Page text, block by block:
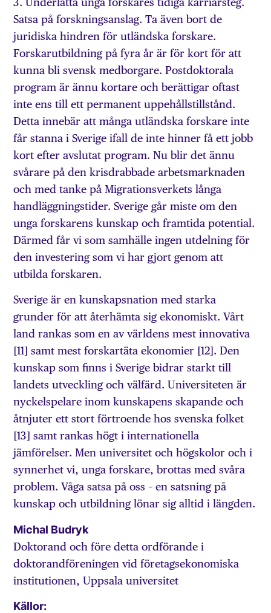
Satsa på forskningsanslag. Ta även bort de
juridiska hindren för utländska forskare.
Forskarutbildning på fyra år är för kort för att
kunna bli svensk medborgare. Postdoktorala
program är ännu kortare och berättigar oftast
inte ens till ett permanent uppehållstillstånd.
Detta innebär att många utländska forskare inte
får stanna i Sverige ifall de inte hinner få ett jobb
kort efter avslutat program. Nu blir det ännu
svårare på den krisdrabbade arbetsmarknaden
och med tanke på Migrationsverkets långa
handläggningstider. Sverige går miste om den
unga forskarens kunskap och framtida potential.
Därmed får vi som samhälle ingen utdelning för
den investering som vi har gjort genom att
utbilda forskaren.
Sverige är en kunskapsnation med starka
grunder för att återhämta sig ekonomiskt. Vårt
land rankas som en av världens mest innovativa
[11] samt mest forskartäta ekonomier [12]. Den
kunskap som finns i Sverige bidrar starkt till
landets utveckling och välfärd. Universiteten är
nyckelspelare inom kunskapens skapande och
åtnjuter ett stort förtroende hos svenska folket
[13] samt rankas högt i internationella
jämförelser. Men universitet och högskolor och i
synnerhet vi, unga forskare, brottas med svåra
problem. Våga satsa på oss – en satsning på
kunskap och utbildning lönar sig alltid i längden.
Michal Budryk
Doktorand och före detta ordförande i
doktorandföreningen vid företagsekonomiska
institutionen, Uppsala universitet
Källor: